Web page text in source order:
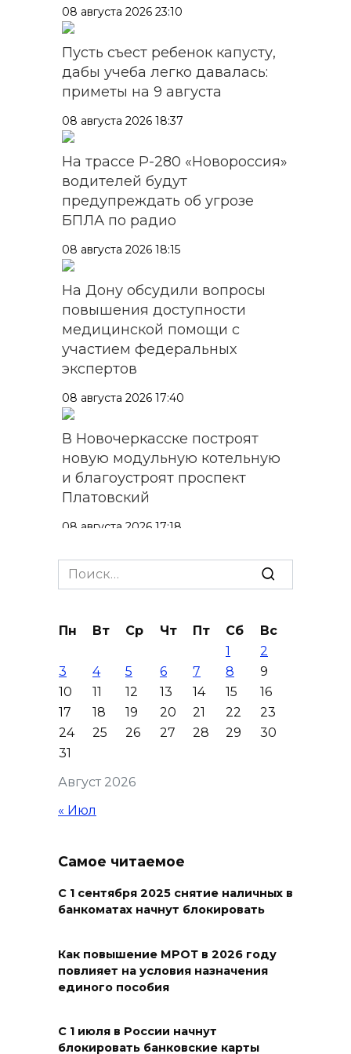
08 августа 2026 23:10
Пусть съест ребенок капусту,
дабы учеба легко давалась:
приметы на 9 августа
08 августа 2026 18:37
На трассе Р-280 «Новороссия»
водителей будут
предупреждать об угрозе
БПЛА по радио
08 августа 2026 18:15
На Дону обсудили вопросы
повышения доступности
медицинской помощи с
участием федеральных
экспертов
08 августа 2026 17:40
В Новочеркасске построят
новую модульную котельную
и благоустроят проспект
Платовский
08 августа 2026 17:18
Это стало нашей традицией:
ростовчане установили
бездомных животных
Журналисты «ДОН 24» вышли
на субботник в парке
Островского
Сносить нельзя, сохранять
Рувинского от запустения
08 августа 2026 14:04
поджег газ в квартире
бывшей жены, эвакуированы
7 человек
Search
for:
Август 2026
Пн Вт Ср Чт Пт Сб
Вс
1
2
3
4 5 6 7 8
9
10
11 12 13 14 15
16
17
18 19 20 21 22
23
24
25 26 27 28 29
30
31
« Июл
Самое читаемое
С 1 сентября 2025 снятие наличных в
банкоматах начнут блокировать
Как повышение МРОТ в 2026 году
повлияет на условия назначения
единого пособия
С 1 июля в России начнут
блокировать банковские карты